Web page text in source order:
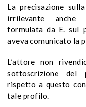
La precisazione
irrilevante anche
formulata da E. sul
aveva comunicato la
L’attore non
sottoscrizione del
rispetto a questo
tale profilo.